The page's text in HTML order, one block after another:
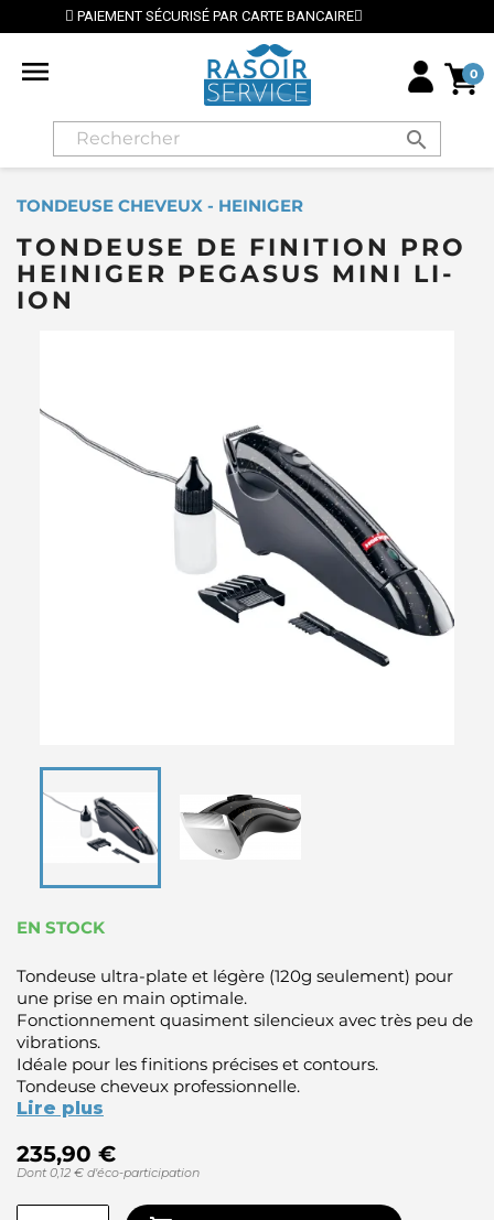
CARTE BANCAIRE ⭐ LIVRAISON GRATUITE EN
 0
search
TONDEUSE CHEVEUX - HEINIGER
TONDEUSE DE FINITION PRO
HEINIGER PEGASUS MINI LI-
ION
EN STOCK
Tondeuse ultra-plate et légère (120g seulement) pour
une prise en main optimale.
Fonctionnement quasiment silencieux avec très peu de
vibrations.
Idéale pour les finitions précises et contours.
Tondeuse cheveux professionnelle.
Lire plus
235,90 €
Dont 0,12 € d'éco-participation